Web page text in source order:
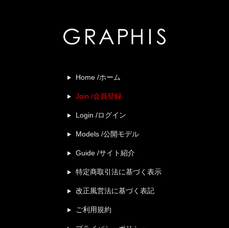
Home /ホーム
Join /会員登録
Login /ログイン
Models /公開モデル
Guide /サイト紹介
特定商取引法に基づく表示
改正風営法に基づく表記
ご利用規約